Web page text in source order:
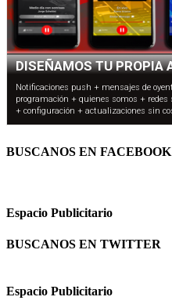
BUSCANOS EN FACEBOOK
Espacio Publicitario
BUSCANOS EN TWITTER
Espacio Publicitario